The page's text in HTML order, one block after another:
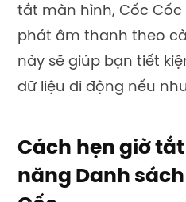
tắt màn hình, Cốc
phát âm thanh theo
này sẽ giúp bạn tiết
dữ liệu di động nếu
Cách hẹn giờ
năng Danh